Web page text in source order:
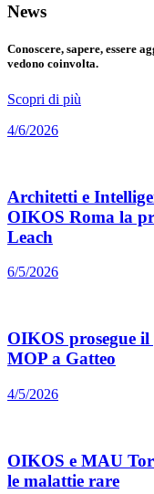
News
Conoscere, sapere, essere
vedono coinvolta.
Scopri di più
4/6/2026
Architetti e
OIKOS Roma la
Leach
6/5/2026
OIKOS prosegue
MOP a Gatteo
4/5/2026
OIKOS e MAU
le malattie rare